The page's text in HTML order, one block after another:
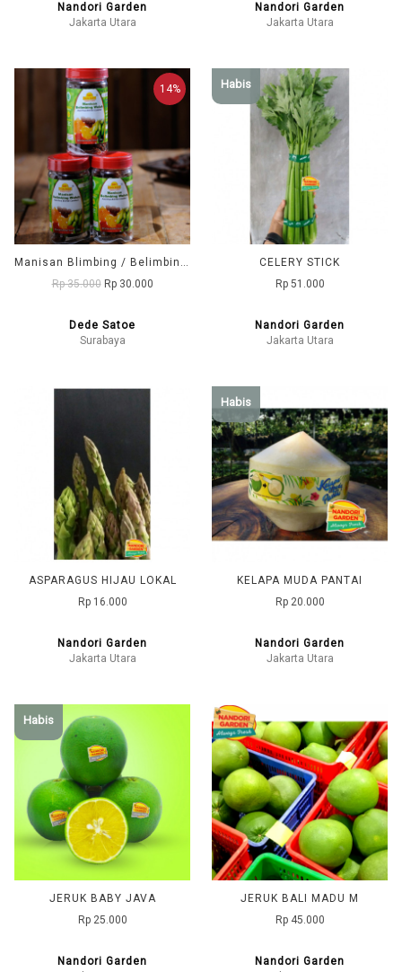
Nandori Garden
Jakarta Utara
Nandori Garden
Jakarta Utara
14%
Manisan Blimbing / Belimbing Wuluh Asli DD1 (dedesatoe)
Rp 35.000 Rp 30.000
Dede Satoe
Surabaya
Habis
CELERY STICK
Rp 51.000
Nandori Garden
Jakarta Utara
ASPARAGUS HIJAU LOKAL
Rp 16.000
Nandori Garden
Jakarta Utara
Habis
KELAPA MUDA PANTAI
Rp 20.000
Nandori Garden
Jakarta Utara
Habis
JERUK BABY JAVA
Rp 25.000
Nandori Garden
JERUK BALI MADU M
Rp 45.000
Nandori Garden